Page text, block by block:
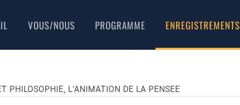
VOUS/NOUS PROGRAMME ENREGISTREMENTS
PHILOSOPHIE, L'ANIMATION DE LA PENSEE